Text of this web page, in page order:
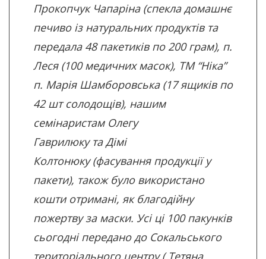
Прокопчук Чапаріна(спекла домашнє
печиво із натуральних продуктів та
передала 48 пакетиків по 200 грам), п.
Леся (100 медичних масок), ТМ “Ніка”
п. Марія Шамборовська (17 ящиків по
42 шт солодощів), нашим
семінаристам Олегу
Гаврилюку таДімі
Колтонюку(фасування продукції у
пакети), також було використано
кошти отримані, як благодійну
пожертву за маски. Усі ці 100 пакунків
сьогодні передано до Сокальського
територіального центру ( Тетяна